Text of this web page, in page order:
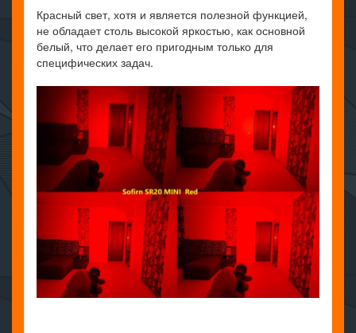
Красный свет, хотя и является полезной функцией,
не обладает столь высокой яркостью, как основной
белый, что делает его пригодным только для
специфических задач.